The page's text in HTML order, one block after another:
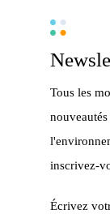
Tous les
inscrivez-
Écrivez